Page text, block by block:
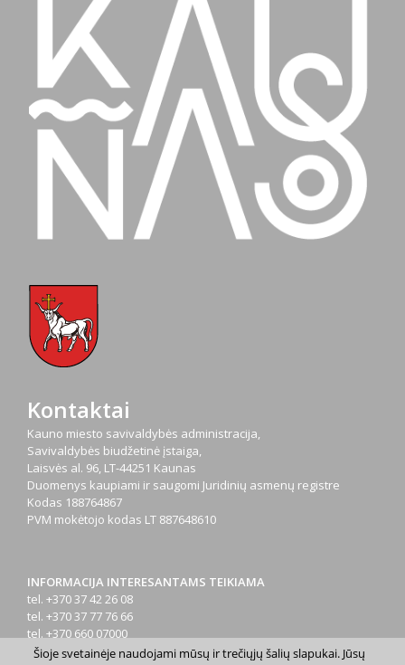
Kontaktai
Kauno miesto savivaldybės administracija,
Savivaldybės biudžetinė įstaiga,
Laisvės al. 96, LT-44251 Kaunas
Duomenys kaupiami ir saugomi Juridinių asmenų registre
Kodas 188764867
PVM mokėtojo kodas LT 887648610
INFORMACIJA INTERESANTAMS TEIKIAMA
tel. +370 37 42 26 08
tel. +370 37 77 76 66
tel. +370 660 07000
el. p.info@kaunas.lt
Šioje svetainėje naudojami mūsų ir trečiųjų šalių slapukai. Jūsų